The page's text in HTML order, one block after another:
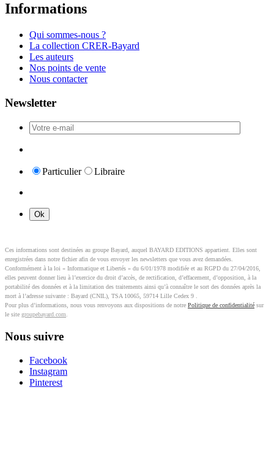
Informations
Qui sommes-nous ?
La collection CRER-Bayard
Les auteurs
Nos points de vente
Nous contacter
Newsletter
Particulier Libraire
Ces informations sont destinées au groupe Bayard, auquel BAYARD EDITIONS appartient. Elles sont
enregistrées dans notre fichier afin de vous envoyer les newsletters que vous avez demandées.
Conformément à la loi « Informatique et Libertés » du 6/01/1978 modifiée et au RGPD du 27/04/2016,
elles peuvent donner lieu à l’exercice du droit d’accès, de rectification, d’effacement, d’opposition, à la
portabilité des données et à la limitation des traitements ainsi qu’à connaître le sort des données après la
mort à l’adresse suivante : Bayard (CNIL), TSA 10065, 59714 Lille Cedex 9 .
Pour plus d’informations, nous vous renvoyons aux dispositions de notre Politique de confidentialité sur
le site groupebayard.com
Nous suivre
Facebook
Instagram
Pinterest